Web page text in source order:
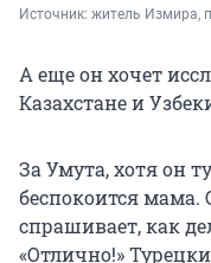
Источник: житель Измира,
А еще он хочет
Казахстане и
За Умута, хотя он
беспокоится мама.
спрашивает, как
«Отлично!»